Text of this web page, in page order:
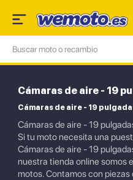
Cámaras de aire - 19
Cámaras de aire - 19
Cámaras de aire - 19
Si tu moto necesita una
Cámaras de aire - 19
nuestra tienda online somos
motos. Contamos con